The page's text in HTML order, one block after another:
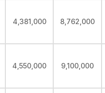
4,381,000 8,762,000
4,550,000 9,100,000